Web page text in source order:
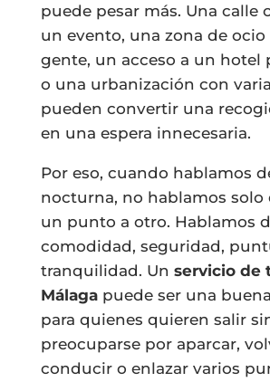
puede pesar más. Una calle
un evento, una zona de ocio
gente, un acceso a un hotel
o una urbanización con
pueden convertir una
en una espera innecesaria.
Por eso, cuando hablamos
nocturna, no hablamos solo
un punto a otro. Hablamos
comodidad, seguridad,
tranquilidad. Un servicio de
Málagapuede ser una
para quienes quieren salir
preocuparse por aparcar,
conducir o enlazar varios